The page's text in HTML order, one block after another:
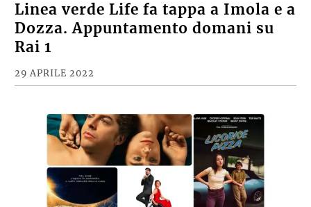
Linea verde Life fa tappa a Imola e a
Dozza. Appuntamento domani su
Rai 1
29 APRILE 2022